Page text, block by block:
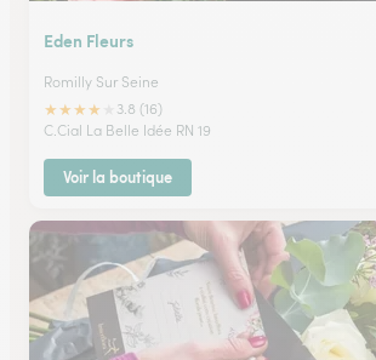
Eden Fleurs
Romilly Sur Seine
★★★★
3.8 (16)
C.Cial La Belle Idée RN 19
Voir la boutique